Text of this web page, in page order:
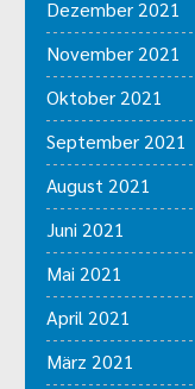
Dezember 2021
November 2021
Oktober 2021
September 2021
August 2021
Juni 2021
Mai 2021
April 2021
März 2021